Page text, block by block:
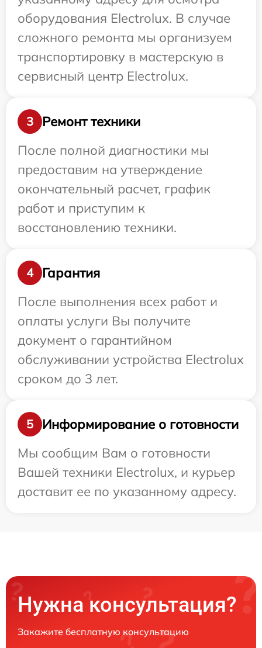
оборудования Electrolux. В случае
сложного ремонта мы организуем
транспортировку в мастерскую в
сервисный центр Electrolux.
3
Ремонт техники
После полной диагностики мы
предоставим на утверждение
окончательный расчет, график
работ и приступим к
восстановлению техники.
4
Гарантия
После выполнения всех работ и
оплаты услуги Вы получите
документ о гарантийном
обслуживании устройства Electrolux
сроком до 3 лет.
5
Информирование о готовности
Мы сообщим Вам о готовности
Вашей техники Electrolux, и курьер
доставит ее по указанному адресу.
Нужна консультация?
Закажите бесплатную консультацию